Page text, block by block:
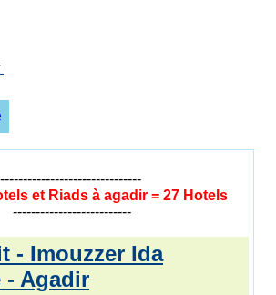
et Riads à agadir = 27 Hotels
--------------------------
- Imouzzer Ida
- Agadir